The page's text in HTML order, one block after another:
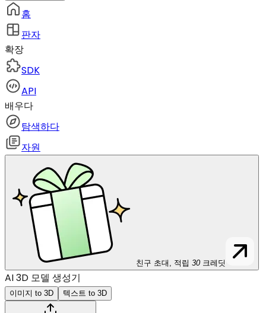
홈
판자
확장
SDK
API
배우다
탐색하다
자원
친구 초대, 적립 30 크레딧
AI 3D 모델 생성기
이미지 to 3D 텍스트 to 3D